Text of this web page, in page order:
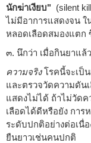
นักฆ่าเงียบ" (silent
ไม่มีอาการแสดงจน ใ
หลอดเลือดสมองแตก
๓. นึกว่า เมื่อกินยาแล้
ความจริงโรคนี้จะเป็
และตรวจวัดความดัน
แสดงไม่ได้ ถ้าไม่วัด
เลือดได้ดีหรือยัง กา
ระดับปกติอย่างต่อเนื่
ยืนยาวเช่นคนปกติ